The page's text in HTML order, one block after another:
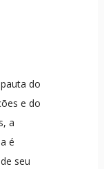
do
e do
a
é
seu